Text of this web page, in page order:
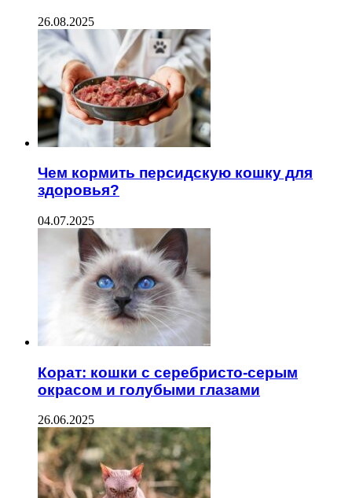
26.08.2025
Чем кормить персидскую кошку для
здоровья?
04.07.2025
Корат: кошки с серебристо-серым
окрасом и голубыми глазами
26.06.2025